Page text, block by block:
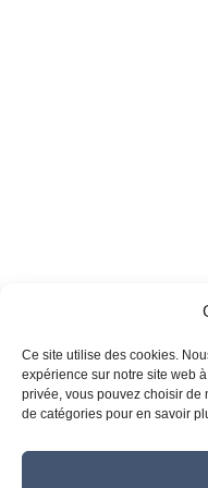
Ce site utilise des cookies.
expérience sur notre site web
privée, vous pouvez choisir de
de catégories pour en savoir